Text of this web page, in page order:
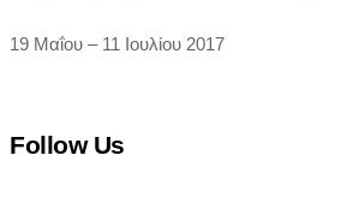
19 Μαΐου – 11 Ιουλίου 2017
Follow Us